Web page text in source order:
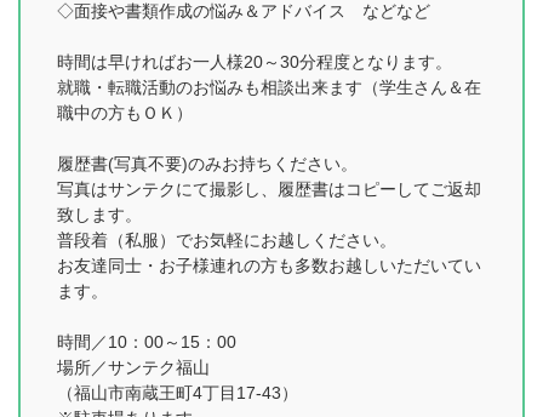
◇面接や書類作成の悩み＆アドバイス などなど
時間は早ければお一人様20～30分程度となります。
就職・転職活動のお悩みも相談出来ます（学生さん＆在
職中の方もＯＫ）
履歴書(写真不要)のみお持ちください。
写真はサンテクにて撮影し、履歴書はコピーしてご返却
致します。
普段着（私服）でお気軽にお越しください。
お友達同士・お子様連れの方も多数お越しいただいてい
ます。
時間／10：00～15：00
場所／サンテク福山
（福山市南蔵王町4丁目17-43）